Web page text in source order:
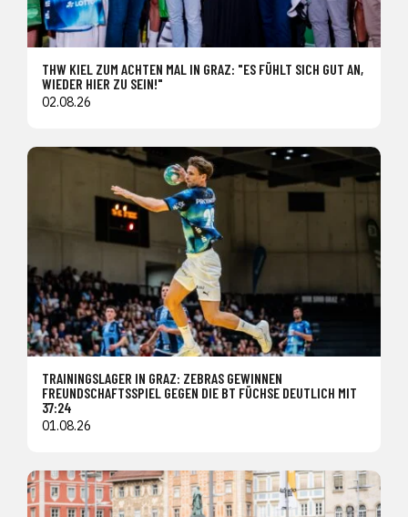
THW KIEL ZUM ACHTEN MAL IN GRAZ: "ES FÜHLT SICH GUT AN,
WIEDER HIER ZU SEIN!"
02.08.26
TRAININGSLAGER IN GRAZ: ZEBRAS GEWINNEN
FREUNDSCHAFTSSPIEL GEGEN DIE BT FÜCHSE DEUTLICH MIT
37:24
01.08.26